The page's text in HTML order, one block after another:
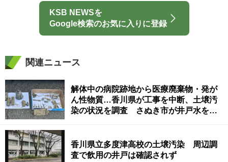
KSB NEWSを
Google検索のお気に入りに登録
関連ニュース
解体中の病院跡地から医療廃棄物・発が
ん性物質…香川県が工事を中断、土壌汚
染の状況を調査 さぬき市が井戸水を飲
香川県立多度津高校の土壌汚染 周辺調
査で飲用の井戸は確認されず